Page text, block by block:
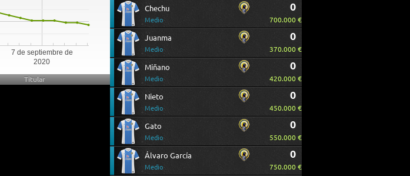
7 de septiembre de
2020
Titular
Chechu
Medio
0
700.000 €
Juanma
Medio
0
370.000 €
Miñano
Medio
0
420.000 €
Nieto
Medio
0
450.000 €
Gato
Medio
0
550.000 €
Álvaro García
Medio
0
750.000 €